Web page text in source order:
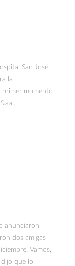
San José,
la
primer momento
anunciaron
dos amigas
Vamos,
que lo